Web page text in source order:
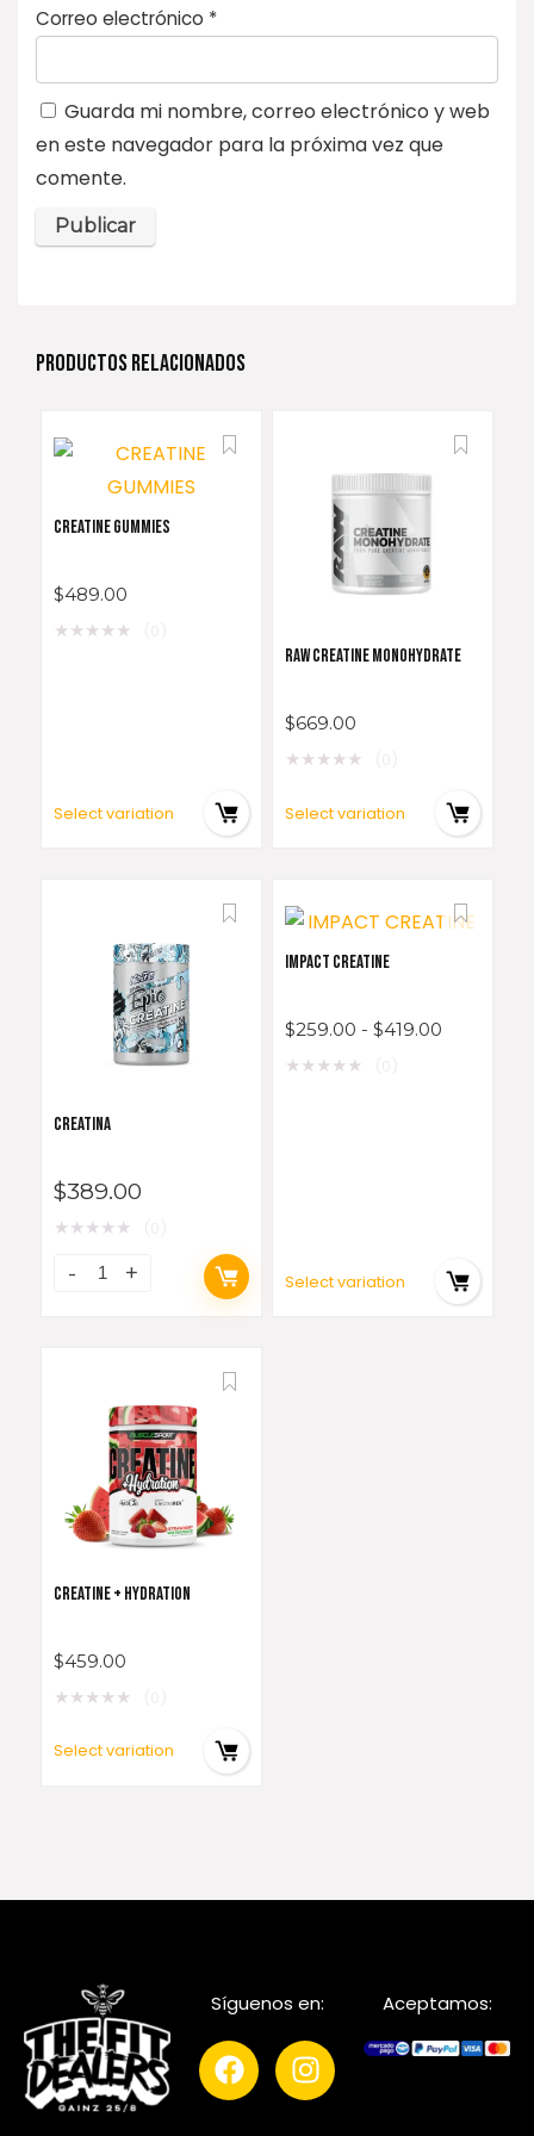
Correo electrónico *
Guarda mi nombre, correo electrónico y web
en este navegador para la próxima vez que
comente.
PRODUCTOS RELACIONADOS
CREATINE GUMMIES
$489.00
★★★★★
Select variation
RAW CREATINE MONOHYDRATE
$669.00
★★★★★
Select variation
CREATINA
$389.00
★★★★★
IMPACT CREATINE
$259.00 - $419.00
★★★★★
Select variation
CREATINE + HYDRATION
$459.00
★★★★★
Select variation
Síguenos en: Aceptamos: